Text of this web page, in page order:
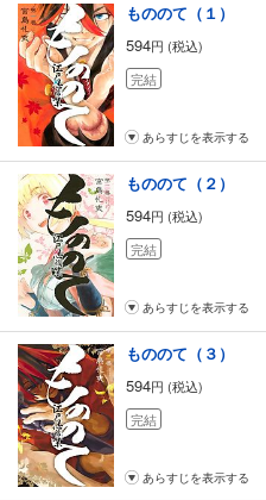
もののて（１）
594円 (税込)
完結
あらすじを表示する
もののて（２）
594円 (税込)
完結
あらすじを表示する
もののて（３）
594円 (税込)
完結
あらすじを表示する